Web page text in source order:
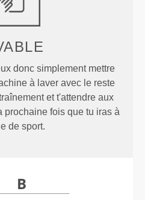
donc simplement mettre
à laver avec le reste
et t'attendre aux
prochaine fois que tu iras à
de sport.